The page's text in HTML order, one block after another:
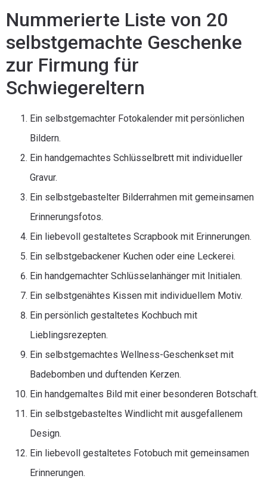
Nummerierte Liste von 20
selbstgemachte Geschenke
zur Firmung für
Schwiegereltern
Ein selbstgemachter Fotokalender mit persönlichen
Bildern.
Ein handgemachtes Schlüsselbrett mit individueller
Gravur.
Ein selbstgebastelter Bilderrahmen mit gemeinsamen
Erinnerungsfotos.
Ein liebevoll gestaltetes Scrapbook mit Erinnerungen.
Ein selbstgebackener Kuchen oder eine Leckerei.
Ein handgemachter Schlüsselanhänger mit Initialen.
Ein selbstgenähtes Kissen mit individuellem Motiv.
Ein persönlich gestaltetes Kochbuch mit
Lieblingsrezepten.
Ein selbstgemachtes Wellness-Geschenkset mit
Badebomben und duftenden Kerzen.
Ein handgemaltes Bild mit einer besonderen Botschaft.
Ein selbstgebasteltes Windlicht mit ausgefallenem
Design.
Ein liebevoll gestaltetes Fotobuch mit gemeinsamen
Erinnerungen.